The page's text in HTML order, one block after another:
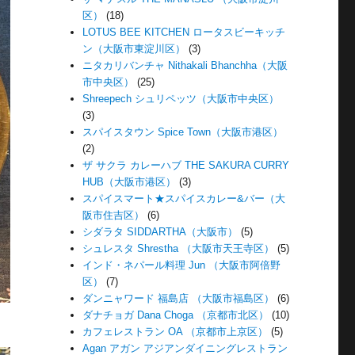
区）
(18)
LOTUS BEE KITCHEN ロータスビーキッチ
ン（大阪市東淀川区）
(3)
ニタカリバンチャ Nithakali Bhanchha（大阪
市中央区）
(25)
Shreepech シュリペッツ（大阪市中央区）
(3)
スパイスタウン Spice Town（大阪市港区）
(2)
ザ サクラ カレーハブ THE SAKURA CURRY
HUB（大阪市港区）
(3)
スパイスマート★スパイスカレー&バー（大
阪市住吉区）
(6)
シダラタ SIDDARTHA（大阪市）
(5)
シュレスタ Shrestha （大阪市天王寺区）
(5)
インド・ネパール料理 Jun （大阪市阿倍野
区）
(7)
ダンニャワード 福島店 （大阪市福島区）
(6)
ダナチョガ Dana Choga （京都市北区）
(10)
カフェレストラン OA （京都市上京区）
(5)
Agan アガン アジアンダイニングレストラン